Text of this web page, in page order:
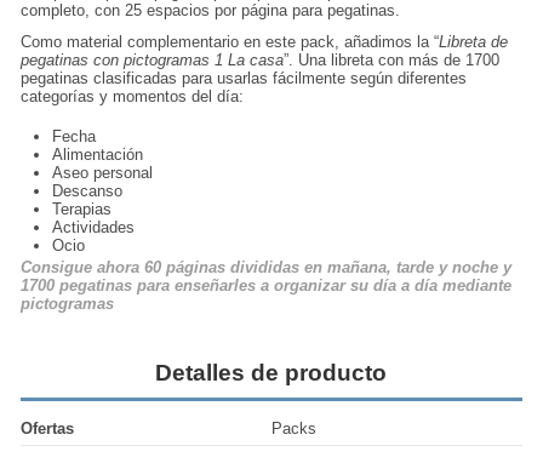
completo, con 25 espacios por página para pegatinas.
Como material complementario en este pack, añadimos la “Libreta de
pegatinas con pictogramas 1 La casa”. Una libreta con más de 1700
pegatinas clasificadas para usarlas fácilmente según diferentes
categorías y momentos del día:
Fecha
Alimentación
Aseo personal
Descanso
Terapias
Actividades
Ocio
Consigue ahora 60 páginas divididas en mañana, tarde y noche y
1700 pegatinas para enseñarles a organizar su día a día mediante
pictogramas
Detalles de producto
Ofertas Packs